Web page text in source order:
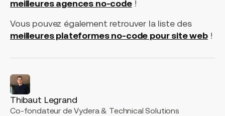
meilleures agences no-code!
Vous pouvez également retrouver la liste des
meilleures plateformes no-code pour site web!
Thibaut Legrand
Co-fondateur de Vydera & Technical Solutions